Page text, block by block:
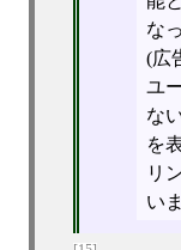
な
(広
ユ
な
を
リ
い